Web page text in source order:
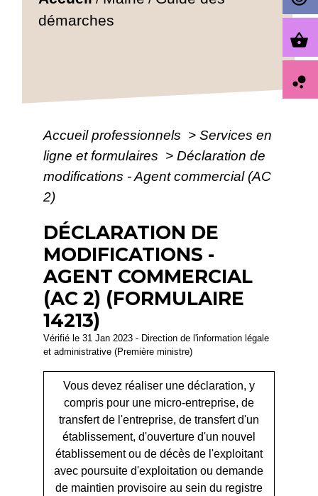
démarches
Accueil professionnels > Services en
ligne et formulaires > Déclaration de
modifications - Agent commercial (AC
2)
DÉCLARATION DE
MODIFICATIONS -
AGENT COMMERCIAL
(AC 2) (FORMULAIRE
14213)
Vérifié le 31 Jan 2023 - Direction de l'information légale
et administrative (Première ministre)
Vous devez réaliser une déclaration, y
compris pour une micro-entreprise, de
transfert de l'entreprise, de transfert d'un
établissement, d'ouverture d'un nouvel
établissement ou de décès de l'exploitant
avec poursuite d'exploitation ou demande
de maintien provisoire au sein du registre
shopping_basket
bubble_chart